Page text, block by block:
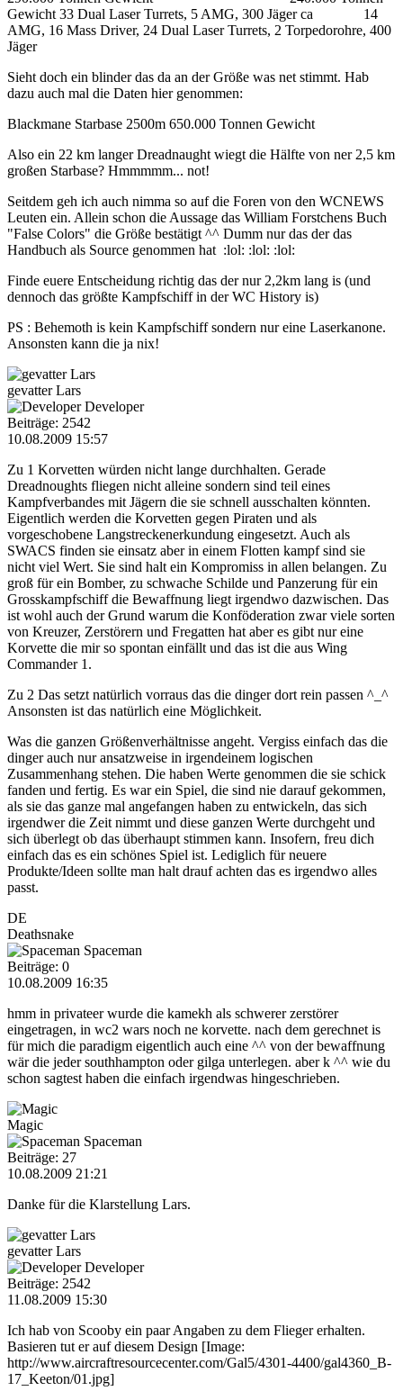
Gewicht 33 Dual Laser Turrets, 5 AMG, 300 Jäger ca 14
AMG, 16 Mass Driver, 24 Dual Laser Turrets, 2 Torpedorohre, 400
Jäger
Sieht doch ein blinder das da an der Größe was net stimmt. Hab
dazu auch mal die Daten hier genommen:
Blackmane Starbase 2500m 650.000 Tonnen Gewicht
Also ein 22 km langer Dreadnaught wiegt die Hälfte von ner 2,5 km
großen Starbase? Hmmmmm... not!
Seitdem geh ich auch nimma so auf die Foren von den WCNEWS
Leuten ein. Allein schon die Aussage das William Forstchens Buch
"False Colors" die Größe bestätigt ^^ Dumm nur das der das
Handbuch als Source genommen hat :lol: :lol: :lol:
Finde euere Entscheidung richtig das der nur 2,2km lang is (und
dennoch das größte Kampfschiff in der WC History is)
PS : Behemoth is kein Kampfschiff sondern nur eine Laserkanone.
Ansonsten kann die ja nix!
gevatter Lars
Developer
Beiträge: 2542
10.08.2009 15:57
Zu 1 Korvetten würden nicht lange durchhalten. Gerade
Dreadnoughts fliegen nicht alleine sondern sind teil eines
Kampfverbandes mit Jägern die sie schnell ausschalten könnten.
Eigentlich werden die Korvetten gegen Piraten und als
vorgeschobene Langstreckenerkundung eingesetzt. Auch als
SWACS finden sie einsatz aber in einem Flotten kampf sind sie
nicht viel Wert. Sie sind halt ein Kompromiss in allen belangen. Zu
groß für ein Bomber, zu schwache Schilde und Panzerung für ein
Grosskampfschiff die Bewaffnung liegt irgendwo dazwischen. Das
ist wohl auch der Grund warum die Konföderation zwar viele sorten
von Kreuzer, Zerstörern und Fregatten hat aber es gibt nur eine
Korvette die mir so spontan einfällt und das ist die aus Wing
Commander 1.
Zu 2 Das setzt natürlich vorraus das die dinger dort rein passen ^_^
Ansonsten ist das natürlich eine Möglichkeit.
Was die ganzen Größenverhältnisse angeht. Vergiss einfach das die
dinger auch nur ansatzweise in irgendeinem logischen
Zusammenhang stehen. Die haben Werte genommen die sie schick
fanden und fertig. Es war ein Spiel, die sind nie darauf gekommen,
als sie das ganze mal angefangen haben zu entwickeln, das sich
irgendwer die Zeit nimmt und diese ganzen Werte durchgeht und
sich überlegt ob das überhaupt stimmen kann. Insofern, freu dich
einfach das es ein schönes Spiel ist. Lediglich für neuere
Produkte/Ideen sollte man halt drauf achten das es irgendwo alles
passt.
DE
Deathsnake
Spaceman
Beiträge: 0
10.08.2009 16:35
hmm in privateer wurde die kamekh als schwerer zerstörer
eingetragen, in wc2 wars noch ne korvette. nach dem gerechnet is
für mich die paradigm eigentlich auch eine ^^ von der bewaffnung
wär die jeder southhampton oder gilga unterlegen. aber k ^^ wie du
schon sagtest haben die einfach irgendwas hingeschrieben.
Magic
Spaceman
Beiträge: 27
10.08.2009 21:21
Danke für die Klarstellung Lars.
gevatter Lars
Developer
Beiträge: 2542
11.08.2009 15:30
Ich hab von Scooby ein paar Angaben zu dem Flieger erhalten.
Basieren tut er auf diesem Design [Image:
http://www.aircraftresourcecenter.com/Gal5/4301-4400/gal4360_B-
17_Keeton/01.jpg]